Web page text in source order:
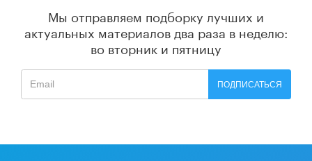
Мы отправляем подборку лучших и
актуальных материалов два раза в неделю:
во вторник и пятницу
ПОДПИСАТЬСЯ